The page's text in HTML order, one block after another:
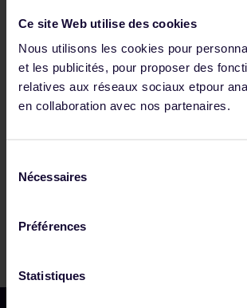
Ce site Web utilise des cookies
Nous utilisons les cookies pour
et les publicités, pour proposer des
relatives aux réseaux sociaux etpour
en collaboration avec nos partenaires.
Nécessaires
Préférences
Statistiques
Puis-je recevoir une indemnisation en cas
train ?
Parmi nos